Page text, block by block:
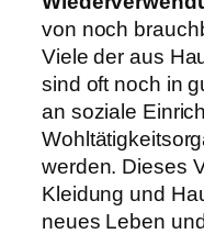
von noch
Viele der aus
sind oft noch in
an soziale
werden. Dieses
Kleidung und
neues Leben